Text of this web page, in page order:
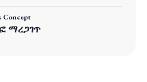
Concept
ማረጋገጥ